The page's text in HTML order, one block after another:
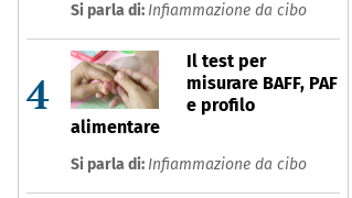
Si parla di: Infiammazione da cibo
4
Il test per
misurare BAFF, PAF
e profilo
alimentare
Si parla di: Infiammazione da cibo